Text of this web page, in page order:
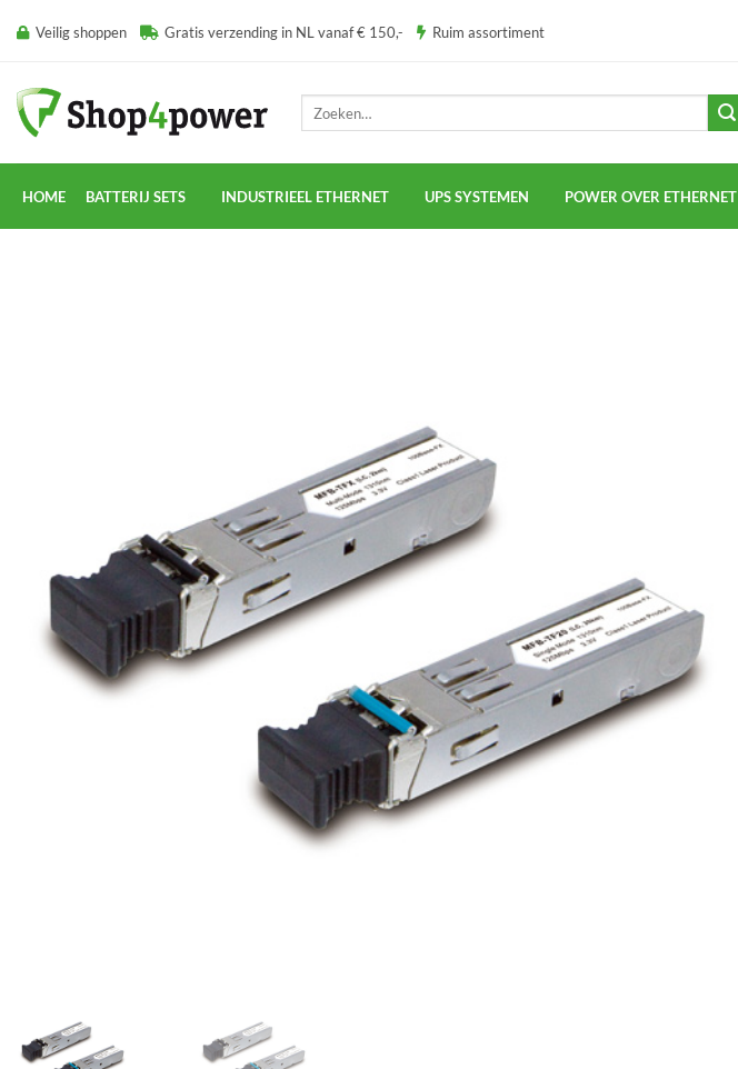
naar Veilig shoppen Gratis verzending in NL vanaf € 150,- Ruim assortiment
HOME BATTERIJ SETS INDUSTRIEEL ETHERNET UPS SYSTEMEN POWER OVER ETHERNET